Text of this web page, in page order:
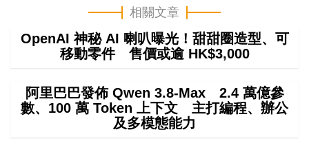
相關文章
OpenAI 神秘 AI 喇叭曝光！甜甜圈造型、可
移動零件 售價或逾 HK$3,000
阿里巴巴發佈 Qwen 3.8-Max 2.4 萬億參
數、100 萬 Token 上下文 主打編程、辦公
及多模態能力